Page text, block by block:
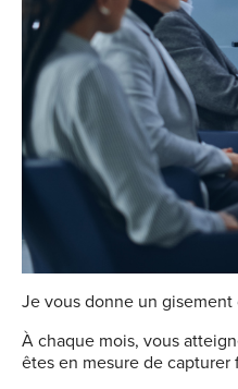
Je vous donne un
À chaque mois, vous
êtes en mesure de